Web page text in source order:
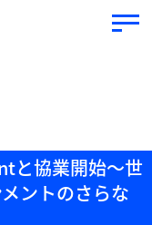
と協業開始～世
ントのさらな